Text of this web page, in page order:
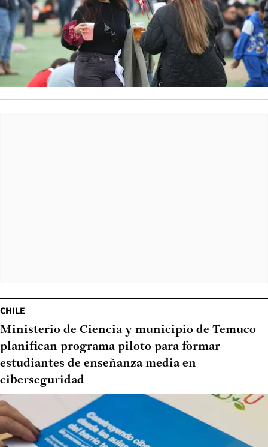
CHILE
Ministerio de Ciencia y municipio de Temuco
planifican programa piloto para formar
estudiantes de enseñanza media en
ciberseguridad